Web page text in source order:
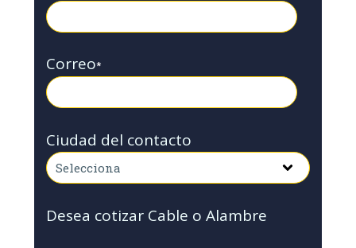
Correo*
Ciudad del contacto
Desea cotizar Cable o Alambre